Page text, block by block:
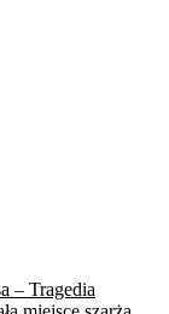
– Tragedia